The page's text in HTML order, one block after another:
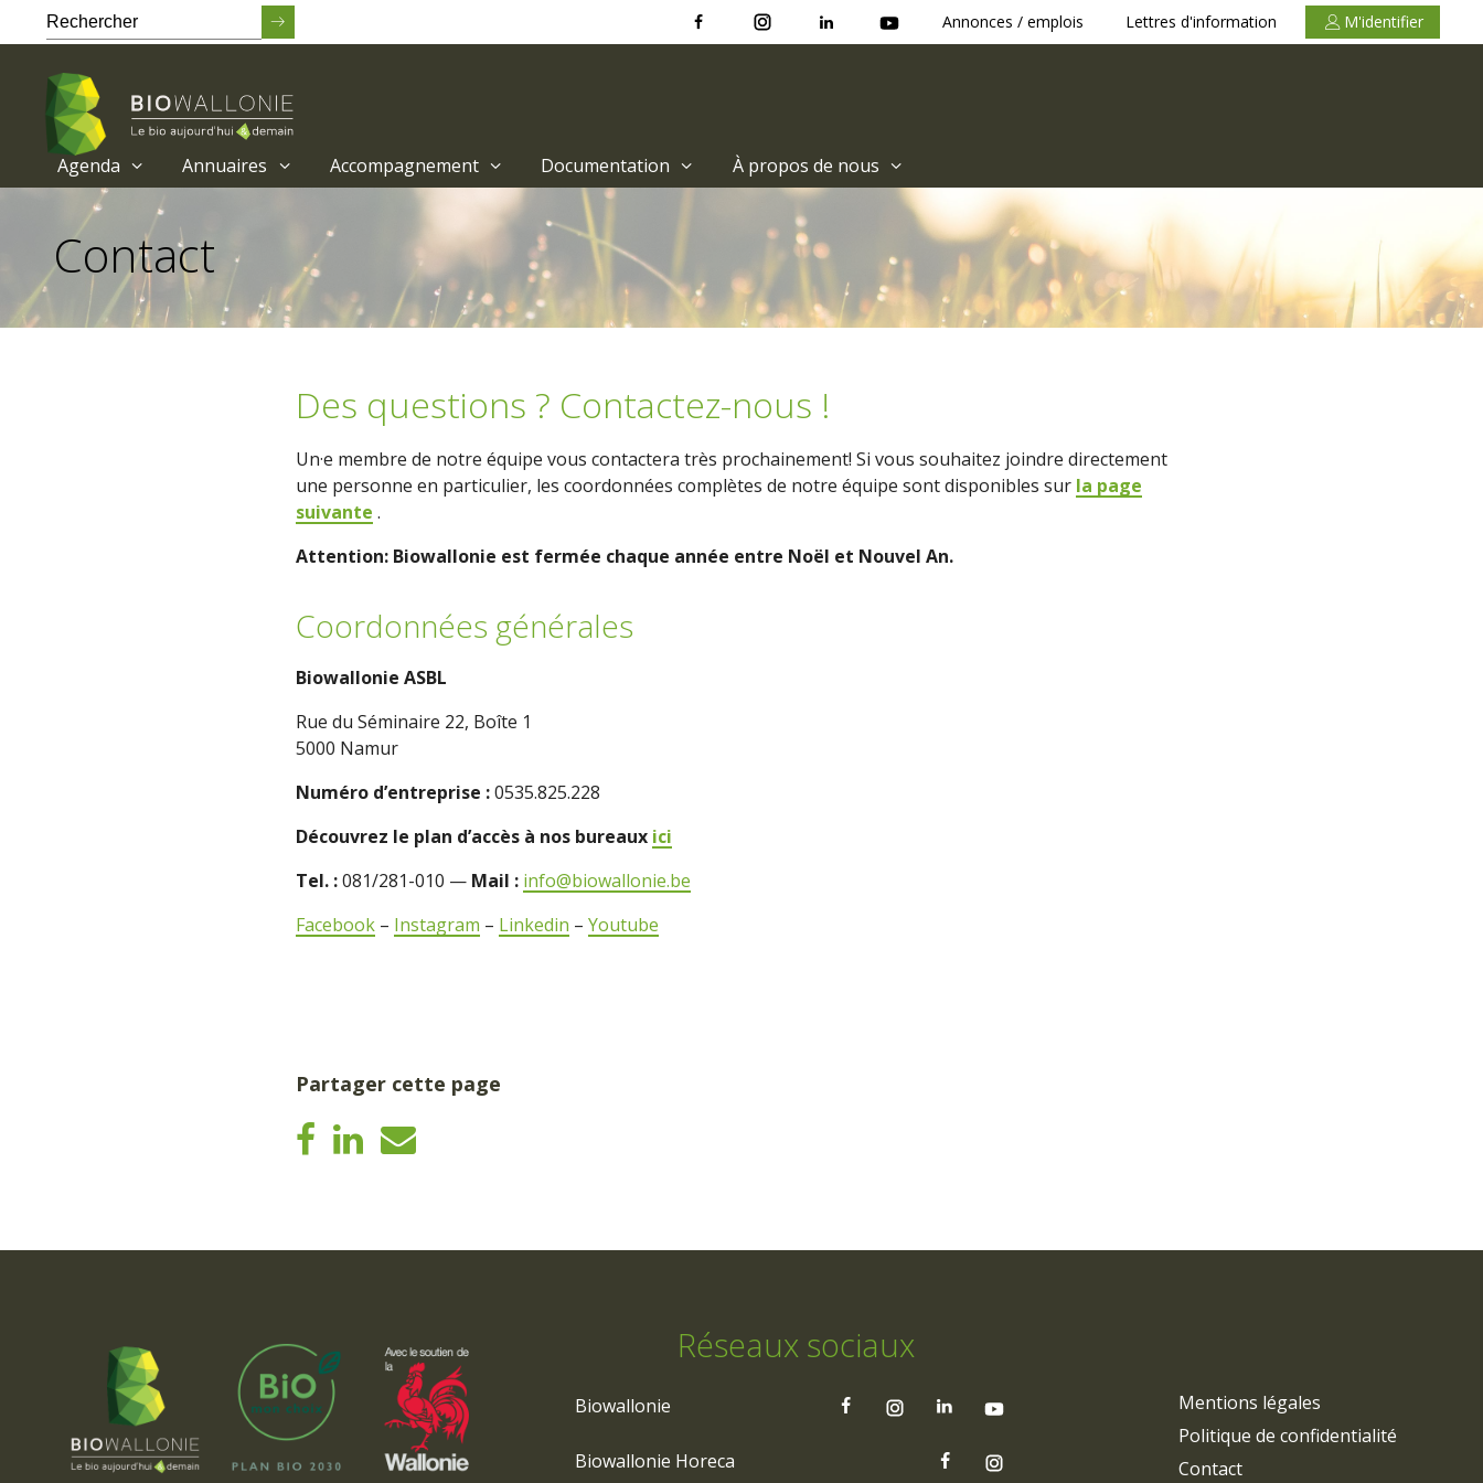
contenu
principal
Annonces / emplois Lettres d'information M'identifier
Agenda Annuaires Accompagnement Documentation À propos de nous
Contact
Des questions ? Contactez-nous !
Un·e membre de notre équipe vous contactera très prochainement! Si vous souhaitez joindre directement
une personne en particulier, les coordonnées complètes de notre équipe sont disponibles sur la page
suivante .
Attention: Biowallonie est fermée chaque année entre Noël et Nouvel An.
Coordonnées générales
Biowallonie ASBL
Rue du Séminaire 22, Boîte 1
5000 Namur
Numéro d’entreprise :0535.825.228
Découvrez le plan d’accès à nos bureaux ici
Tel. :081/281-010 — Mail : info@biowallonie.be
Facebook – Instagram – Linkedin – Youtube
Partager cette page
Réseaux sociaux
Biowallonie
Biowallonie Horeca
Mentions légales
Politique de confidentialité
Contact